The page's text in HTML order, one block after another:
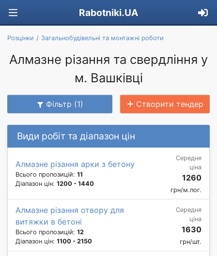
Rabotniki.UA
Розцінки Загальнобудівельні та монтажні роботи
Алмазне різання та свердління у
м. Вашківці
Фільтр (1) Створити тендер
Види робіт та діапазон цін
Алмазне різання арки з бетону
Всього пропозицій: 11
Діапазон цін: 1200 - 1440
Середня
ціна
1260
грн/м.пог.
Алмазне різання отвору для
витяжки в бетоні
Всього пропозицій: 12
Діапазон цін: 1100 - 2150
Середня
ціна
1630
грн/шт.